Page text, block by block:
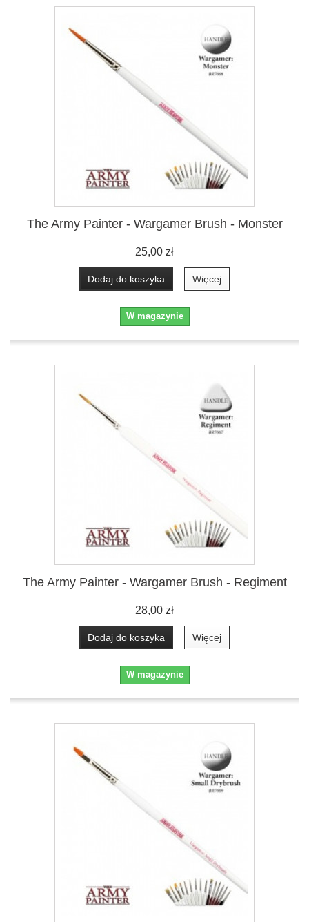
The Army Painter - Wargamer Brush - Monster
25,00 zł
Dodaj do koszyka Więcej
W magazynie
The Army Painter - Wargamer Brush - Regiment
28,00 zł
Dodaj do koszyka Więcej
W magazynie